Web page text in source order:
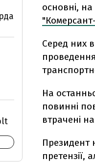
основні,
Серед них
На
повинні
втрачені
Президент
претензії,